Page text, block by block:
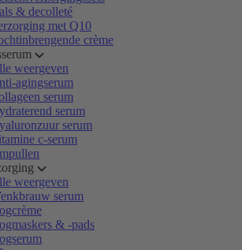
& decolleté
met Q10
crème
weergeven
agingserum
serum
serum
serum
c-serum
weergeven
serum
& -pads